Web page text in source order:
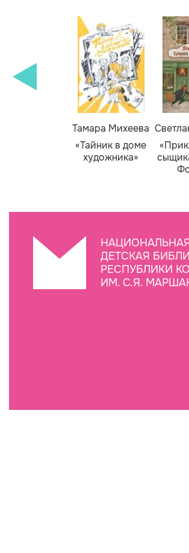
Тамара Михеева
«Тайник в доме
художника»
ДЕТСКАЯ
РЕСПУБЛИКИ
ИМ. С.Я.